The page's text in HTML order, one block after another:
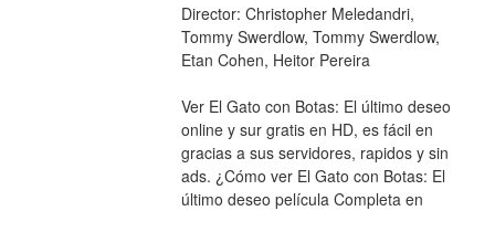
Director: Christopher Meledandri,
Tommy Swerdlow, Tommy Swerdlow,
Etan Cohen, Heitor Pereira
Ver El Gato con Botas: El último deseo
online y sur gratis en HD, es fácil en
gracias a sus servidores, rapidos y sin
ads. ¿Cómo ver El Gato con Botas: El
último deseo película Completa en